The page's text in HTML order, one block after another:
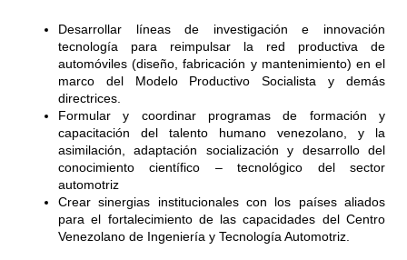
Desarrollar líneas de investigación e innovación
tecnología para reimpulsar la red productiva de
automóviles (diseño, fabricación y mantenimiento) en el
marco del Modelo Productivo Socialista y demás
directrices.
Formular y coordinar programas de formación y
capacitación del talento humano venezolano, y la
asimilación, adaptación socialización y desarrollo del
conocimiento científico – tecnológico del sector
automotriz
Crear sinergias institucionales con los países aliados
para el fortalecimiento de las capacidades del Centro
Venezolano de Ingeniería y Tecnología Automotriz.